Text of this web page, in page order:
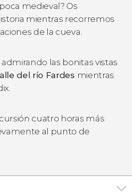
medieval? Os
mientras recorremos
de la cueva.
las bonitas vistas
del río Fardes mientras
cuatro horas más
al punto de